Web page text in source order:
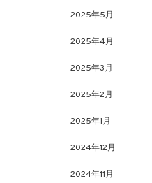
2025年5月
2025年4月
2025年3月
2025年2月
2025年1月
2024年12月
2024年11月